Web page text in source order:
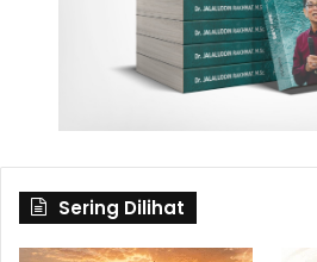
Sering Dilihat